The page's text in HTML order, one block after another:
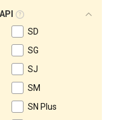
SD
SG
SJ
SM
SN Plus